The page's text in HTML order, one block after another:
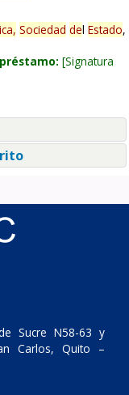
Sociedad del Estado,
Signatura
Sucre N58-63 y
Carlos, Quito –